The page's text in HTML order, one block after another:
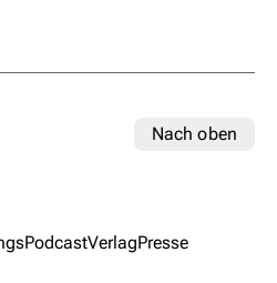
Nach oben
PodcastVerlagPresse